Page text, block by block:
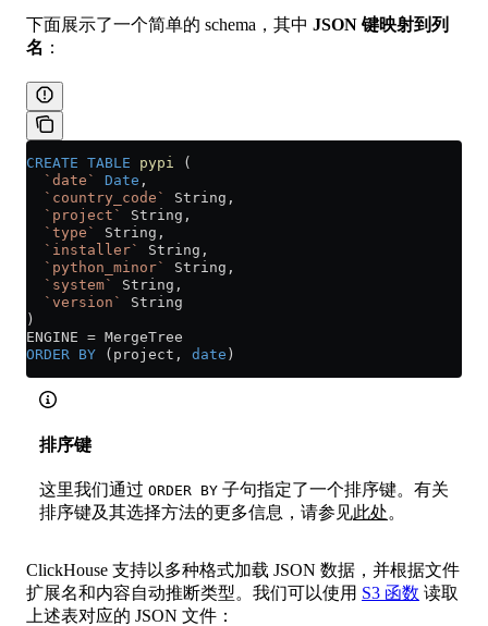
下面展示了一个简单的 schema，其中 JSON 键映射到列
名 ：
CREATE TABLE pypi
(
  `date`
Date ,
  `country_code`
String,
  `project`
String,
  `type`
String,
  `installer`
String,
  `python_minor`
String,
  `system`
String,
  `version`
String
)
ENGINE = MergeTree
ORDER BY (project, date )
排序键
这里我们通过 ORDER BY 子句指定了一个排序键。有关
排序键及其选择方法的更多信息，请参见此处。
ClickHouse 支持以多种格式加载 JSON 数据，并根据文件
扩展名和内容自动推断类型。我们可以使用 S3 函数 读取
上述表对应的 JSON 文件：